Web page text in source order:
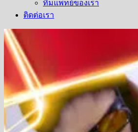
ทีมแพทย์ของเรา
ติดต่อเรา